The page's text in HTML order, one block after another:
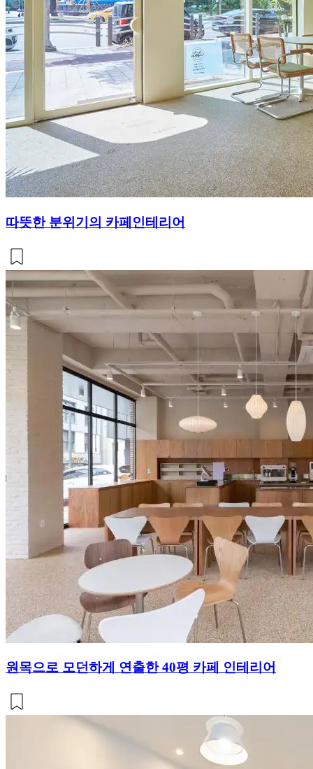
따뜻한 분위기의 카페인테리어
원목으로 모던하게 연출한 40평 카페 인테리어